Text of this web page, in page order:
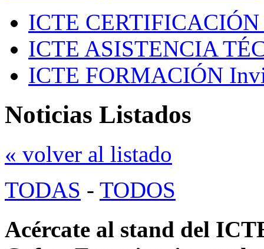
ICTE CERTIFICACIÓN
ICTE ASISTENCIA
ICTE FORMACIÓN
Noticias Listados
« volver al listado
TODAS - TODOS
Acércate al stand del